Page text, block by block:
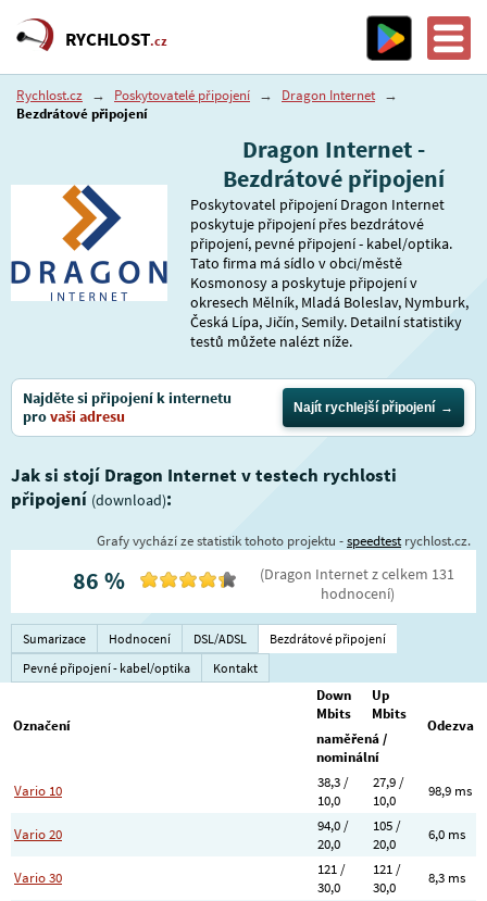
RYCHLOST.cz
Rychlost.cz → Poskytovatelé připojení → Dragon Internet →
Bezdrátové připojení
Dragon Internet -
Bezdrátové připojení
Poskytovatel připojení Dragon Internet
poskytuje připojení přes bezdrátové
připojení, pevné připojení - kabel/optika.
Tato firma má sídlo v obci/městě
Kosmonosy a poskytuje připojení v
okresech Mělník, Mladá Boleslav, Nymburk,
Česká Lípa, Jičín, Semily. Detailní statistiky
testů můžete nalézt níže.
Najděte si připojení k internetu
provaši adresu Najít rychlejší připojení
Jak si stojí Dragon Internet v testech rychlosti
připojení (download):
Grafy vychází ze statistik tohoto projektu -speedtestrychlost.cz.
86 % (Dragon Internetz celkem 131
hodnocení)
Sumarizace Hodnocení DSL/ADSL
Bezdrátové připojení
Pevné připojení - kabel/optika
Kontakt
Označení
Down
Mbits
Up
Mbits
Odezva
naměřená /
nominální
Vario 10
38,3 /
10,0
27,9 /
10,0
98,9 ms
Vario 20
94,0 /
20,0
105 /
20,0
6,0 ms
Vario 30
121 /
30,0
121 /
30,0
8,3 ms